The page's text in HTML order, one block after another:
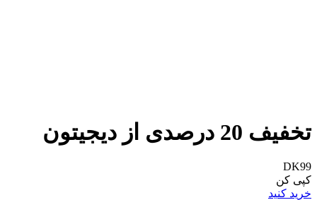
تخفیف 20 درصدی از دیجیتون
DK99
کپی کن
خرید کنید